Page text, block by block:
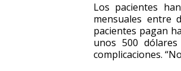
Los pacientes
mensuales entre
pacientes pagan
unos 500
complicaciones.